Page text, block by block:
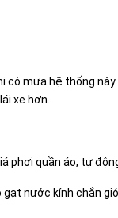
có mưa hệ thống
xe hơn.
phơi quần áo, tự
nước kính chắn